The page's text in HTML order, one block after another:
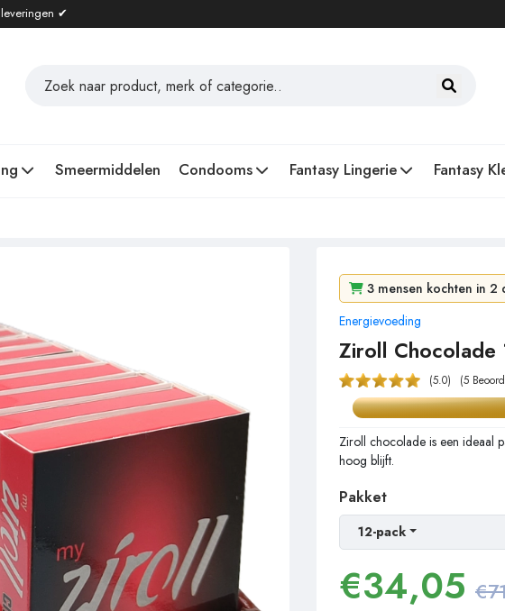
✔
Smeermiddelen Condooms Fantasy Lingerie Fantasy
3 mensen kochten in 2
58 mensen bekeken het
Energievoeding
Ziroll Chocolade
(5.0)
(5
Ziroll chocolade is een ideaal
hoog blijft.
Pakket
12-pack
€34,05